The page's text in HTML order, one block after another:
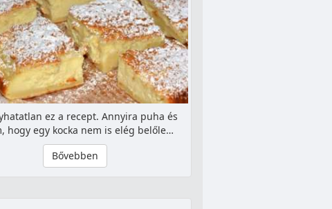
ez a recept. Annyira puha és
hogy egy kocka nem is elég belőle…
Bővebben